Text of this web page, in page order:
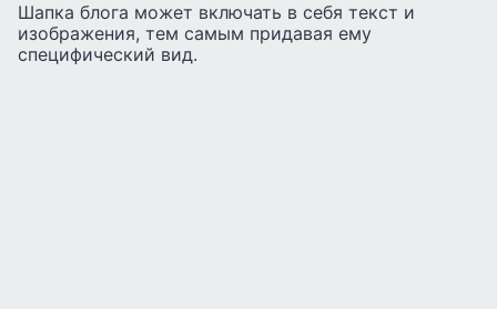
Шапка блога может включать в себя текст и
изображения, тем самым придавая ему
специфический вид.